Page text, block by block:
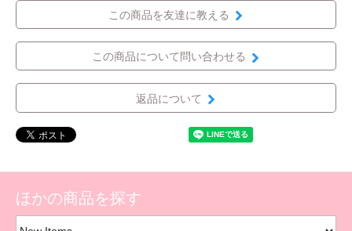
この商品を友達に教える
この商品について問い合わせる
返品について
ほかの商品を探す